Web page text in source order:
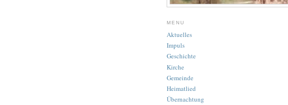
MENU
Aktuelles
Impuls
Geschichte
Kirche
Gemeinde
Heimatlied
Übernachtung